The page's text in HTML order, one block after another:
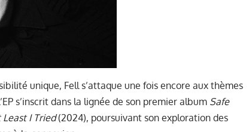
unique, Fell s’attaque une fois encore aux thèmes
s’inscrit dans la lignée de son premier album Safe
Least I Tried(2024), poursuivant son exploration des